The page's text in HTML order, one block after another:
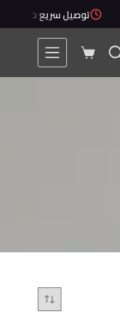
توصيل سريع خلال 1 - 5 أيام
عربة